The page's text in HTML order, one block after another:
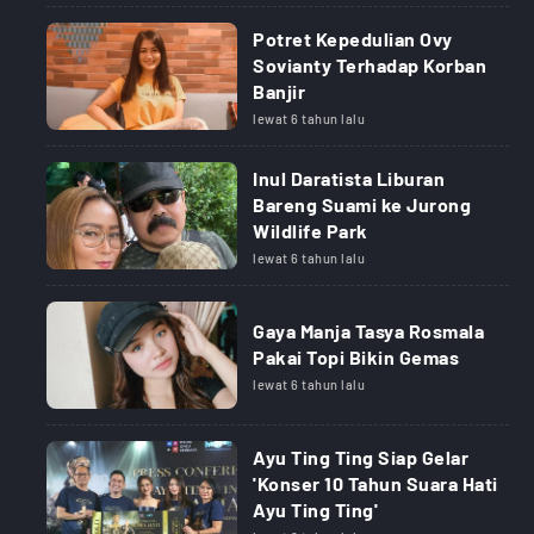
Potret Kepedulian Ovy
Sovianty Terhadap Korban
Banjir
lewat 6 tahun lalu
Inul Daratista Liburan
Bareng Suami ke Jurong
Wildlife Park
lewat 6 tahun lalu
Gaya Manja Tasya Rosmala
Pakai Topi Bikin Gemas
lewat 6 tahun lalu
Ayu Ting Ting Siap Gelar
'Konser 10 Tahun Suara Hati
Ayu Ting Ting'